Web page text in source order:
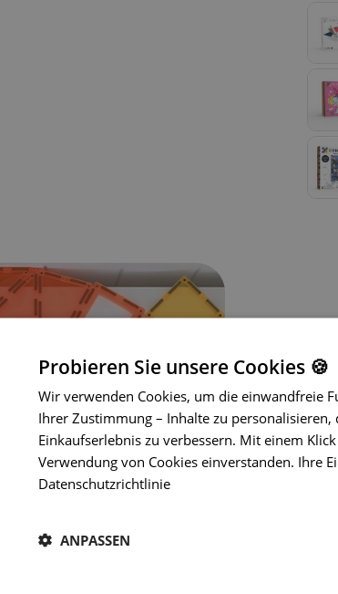
Probieren Sie unsere Cookies 🍪
Wir verwenden Cookies, um die einwandfreie
Ihrer Zustimmung – Inhalte zu
Einkaufserlebnis zu verbessern. Mit einem
Verwendung von Cookies einverstanden. Ihre
Datenschutzrichtlinie
ANPASSEN